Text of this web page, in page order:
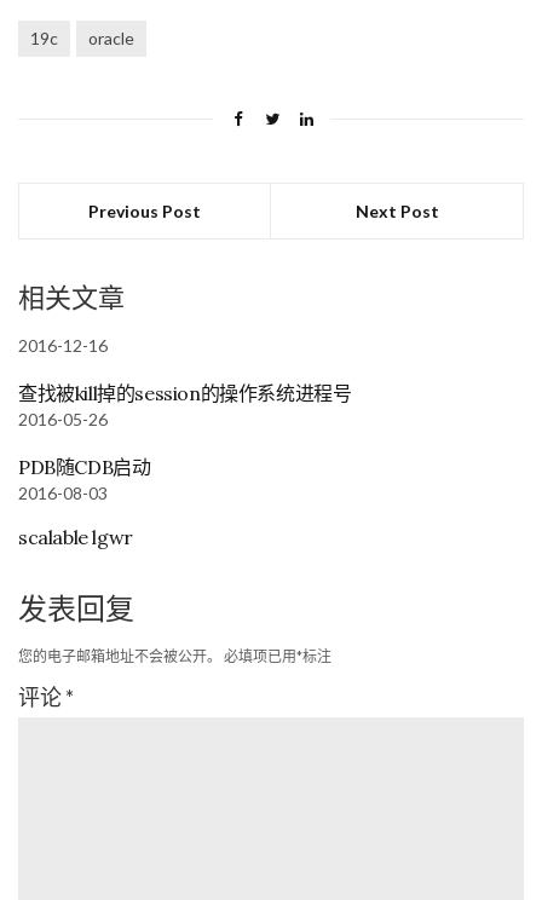
19c oracle
Previous Post Next Post
相关文章
2016-12-16
查找被kill掉的session的操作系统进程号
2016-05-26
PDB随CDB启动
2016-08-03
scalable lgwr
发表回复
您的电子邮箱地址不会被公开。 必填项已用*标注
评论*